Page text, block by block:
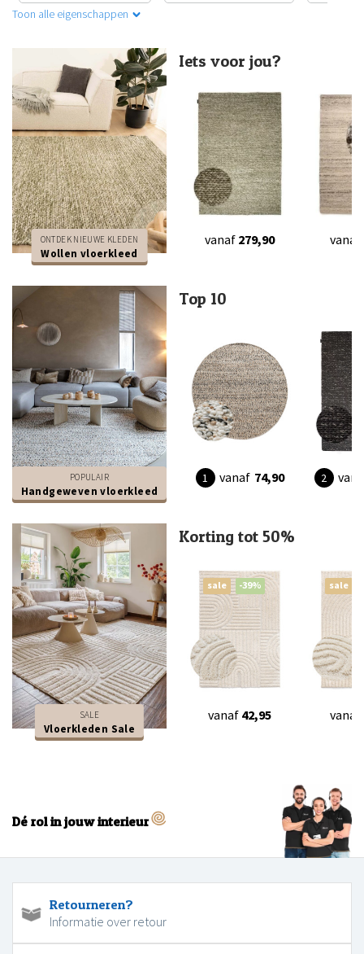
Toon alle eigenschappen
ONTDEK NIEUWE KLEDEN
Wollen vloerkleed
Iets voor jou?
vanaf 279,90 vanaf
POPULAIR
Handgeweven vloerkleed
Top 10
vanaf 74,90
SALE
Vloerkleden Sale
Korting tot 50%
sale -39%
vanaf 42,95
sale
vanaf
Dé rol in jouw interieur
Retourneren?
Informatie over retour